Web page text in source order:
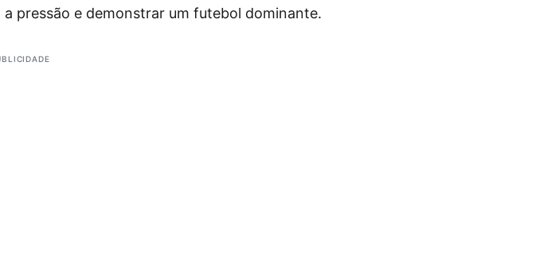
pressão e demonstrar um futebol dominante.